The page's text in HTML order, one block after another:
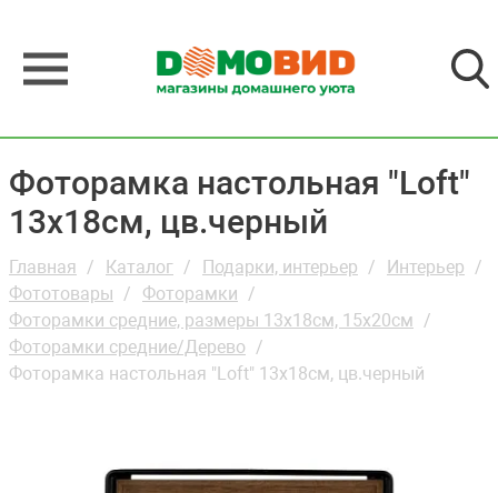
Фоторамка настольная "Loft"
13х18см, цв.черный
Главная Каталог Подарки, интерьер
Интерьер
Фототовары
Фоторамки
Фоторамки средние, размеры 13х18см, 15х20см
Фоторамки средние/Дерево
Фоторамка настольная "Loft" 13х18см, цв.черный